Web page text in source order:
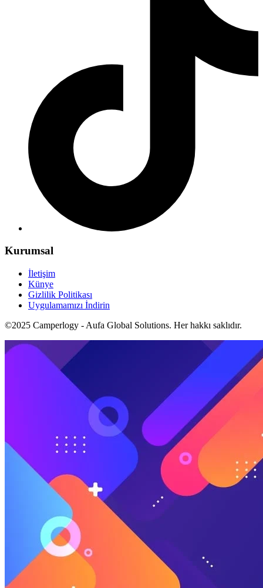
Kurumsal
İletişim
Künye
Gizlilik Politikası
Uygulamamızı İndirin
©2025 Camperlogy - Aufa Global Solutions. Her hakkı saklıdır.